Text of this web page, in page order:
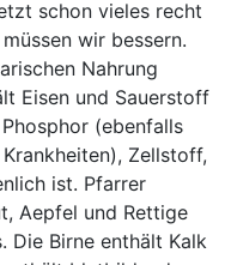
schon vieles recht
wir bessern.
Nahrung
Eisen und Sauerstoff
(ebenfalls
Zellstoff,
ist. Pfarrer
Aepfel und Rettige
Die Birne enthält Kalk